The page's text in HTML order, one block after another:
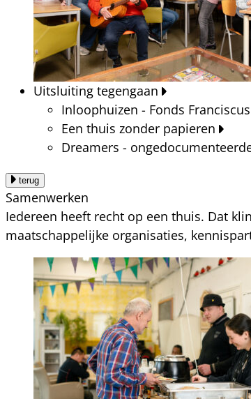
Uitsluiting tegengaan
Inloophuizen - Fonds Franciscus
Een thuis zonder papieren
Dreamers -
terug
Samenwerken
Iedereen heeft recht op een thuis. Dat
maatschappelijke organisaties,